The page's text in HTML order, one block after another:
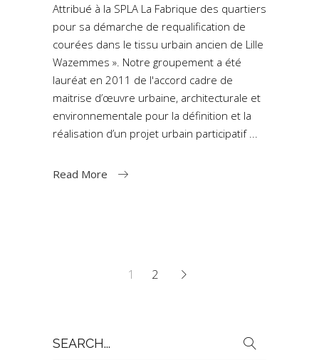
Attribué à la SPLA La Fabrique des quartiers
pour sa démarche de requalification de
courées dans le tissu urbain ancien de Lille
Wazemmes ». Notre groupement a été
lauréat en 2011 de l'accord cadre de
maitrise d’œuvre urbaine, architecturale et
environnementale pour la définition et la
réalisation d’un projet urbain participatif
Read More
1 2
for: